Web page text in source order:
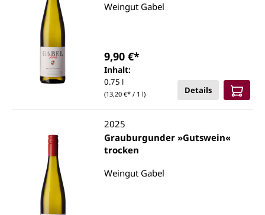
Weingut Gabel
Inhalt:
0.75 l
(13,20 €* / 1 l)
9,90 €*
Details
2025
Grauburgunder »Gutswein«
trocken
Weingut Gabel